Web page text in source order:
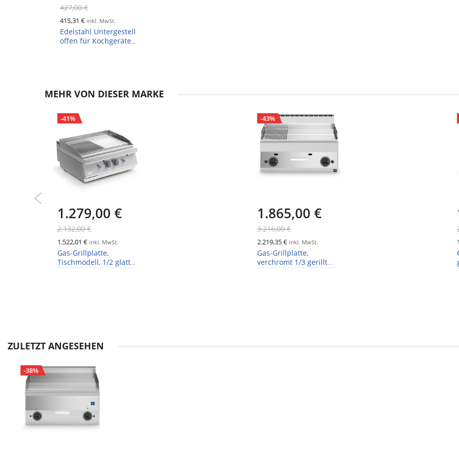
427,00 €
415,31 € inkl. MwSt.
Edelstahl Untergestell
offen für Kochgeräte
MEHR VON DIESER MARKE
-41%
1.279,00 €
2.132,00 €
1.522,01 € inkl. MwSt.
Gas-Grillplatte,
Tischmodell, 1/2 glatte
-43%
1.865,00 €
3.216,00 €
2.219,35 € inkl. MwSt.
Gas-Grillplatte,
verchromt 1/3 gerillt
ZULETZT ANGESEHEN
-38%